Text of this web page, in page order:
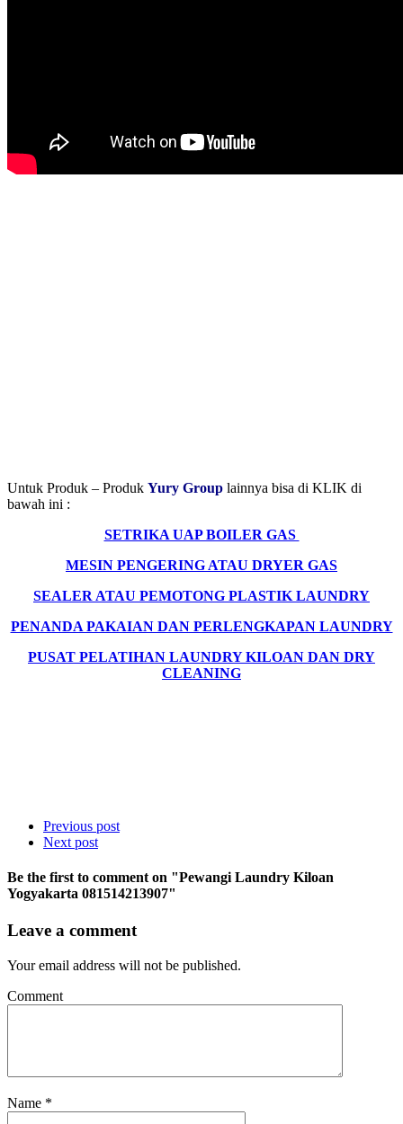
Untuk Produk – Produk Yury Group lainnya bisa di KLIK di
bawah ini :
SETRIKA UAP BOILER GAS
MESIN PENGERING ATAU DRYER GAS
SEALER ATAU PEMOTONG PLASTIK LAUNDRY
PENANDA PAKAIAN DAN PERLENGKAPAN LAUNDRY
PUSAT PELATIHAN LAUNDRY KILOAN DAN DRY
CLEANING
Previous post
Next post
Be the first to comment on "Pewangi Laundry Kiloan
Yogyakarta 081514213907"
Leave a comment
Your email address will not be published.
Comment
Name *